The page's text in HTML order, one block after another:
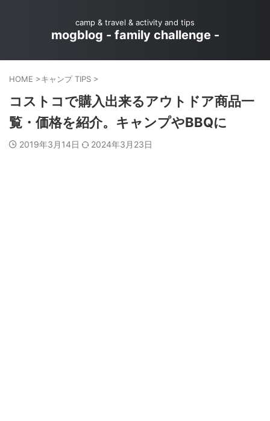
camp & travel & activity and tips
mogblog - family challenge -
HOME >キャンプ TIPS >
コストコで購入出来るアウトドア商品一
覧・価格を紹介。キャンプやBBQに
2019年3月14日 2024年3月23日